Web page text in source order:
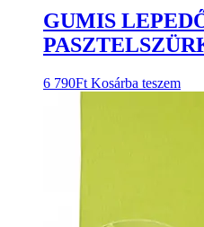
GUMIS
6 790Ft Kosárba teszem